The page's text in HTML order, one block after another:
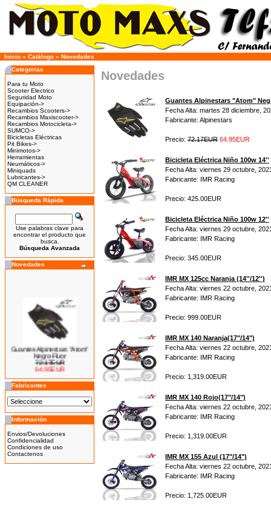
Inicio » Catálogo » Novedades
Categorias
Para tu Moto
Scooter Electrico
Seguridad Moto
Equipación->
Recambios Scooters->
Recambios Maxiscooter->
Recambios Motocicleta->
SUMCO->
Bicicletas Eléctricas
Pit Bikes->
Minimotos->
Herramientas
Neumáticos->
Miniquads
Lubricantes->
QM CLEANER
Búsqueda Rápida
Use palabras clave para
encontrar el producto que
busca.
Búsqueda Avanzada
Novedades
Negro-Fluor
72.17EUR
64.95EUR
---------
Bicicleta Eléctrica Niño 100w
14''
425.00EUR
---------
Fabricantes
Información
Envios/Devoluciones
Confidencialidad
Condiciones de uso
Contactenos
Novedades
Guantes Alpinestars "Atom"
Fecha Alta: martes 28 diciembre,
Fabricante: Alpinestars
Precio: 72.17EUR 64.95EUR
Bicicleta Eléctrica Niño 100w 14''
Fecha Alta: viernes 29 octubre,
Fabricante: IMR Racing
Precio: 425.00EUR
Bicicleta Eléctrica Niño 100w 12''
Fecha Alta: viernes 29 octubre,
Fabricante: IMR Racing
Precio: 345.00EUR
IMR MX 125cc Naranja (14''/12'')
Fecha Alta: viernes 22 octubre,
Fabricante: IMR Racing
Precio: 999.00EUR
IMR MX 140 Naranja(17"/14")
Fecha Alta: viernes 22 octubre,
Fabricante: IMR Racing
Precio: 1,319.00EUR
IMR MX 140 Rojo(17"/14")
Fecha Alta: viernes 22 octubre,
Fabricante: IMR Racing
Precio: 1,319.00EUR
IMR MX 155 Azul (17"/14")
Fecha Alta: viernes 22 octubre,
Fabricante: IMR Racing
Precio: 1,725.00EUR